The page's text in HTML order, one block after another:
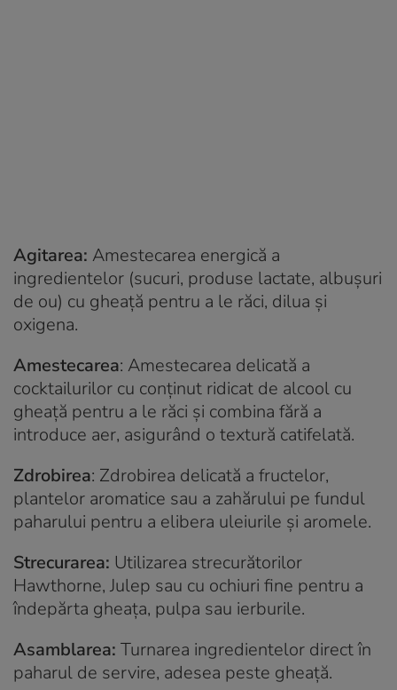
Agitarea: Amestecarea energică a
ingredientelor (sucuri, produse lactate, albușuri
de ou) cu gheață pentru a le răci, dilua și
oxigena.
Amestecarea: Amestecarea delicată a
cocktailurilor cu conținut ridicat de alcool cu
gheață pentru a le răci și combina fără a
introduce aer, asigurând o textură catifelată.
Zdrobirea: Zdrobirea delicată a fructelor,
plantelor aromatice sau a zahărului pe fundul
paharului pentru a elibera uleiurile și aromele.
Strecurarea: Utilizarea strecurătorilor
Hawthorne, Julep sau cu ochiuri fine pentru a
îndepărta gheața, pulpa sau ierburile.
Asamblarea: Turnarea ingredientelor direct în
paharul de servire, adesea peste gheață.